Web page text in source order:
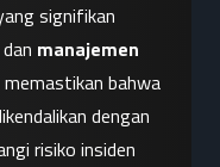
signifikan
dan manajemen
bahwa
dengan
risiko insiden